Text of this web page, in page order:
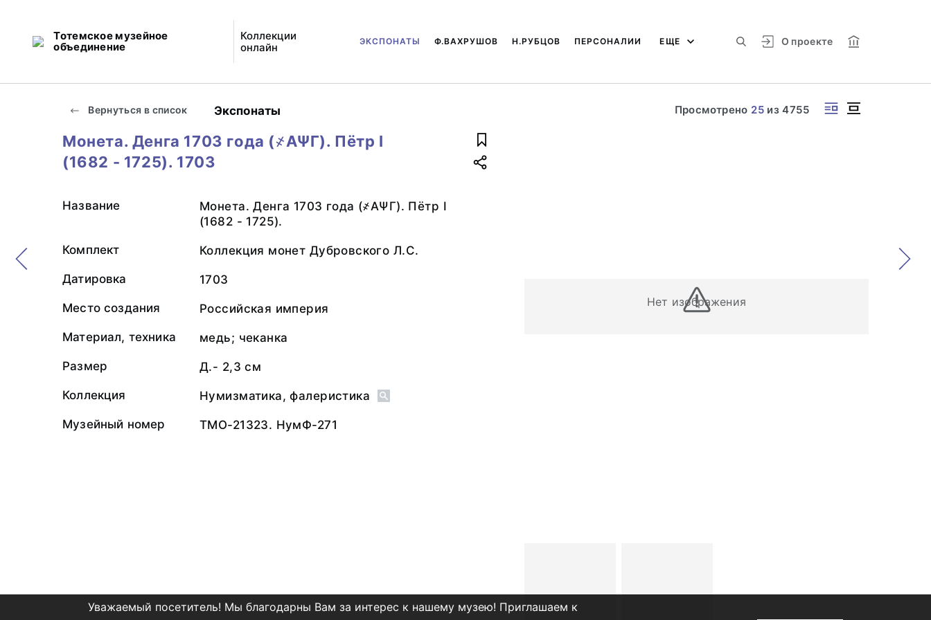
Тотемское музейное
объединение
Коллекции
онлайн
О проекте
ЭКСПОНАТЫ Ф.ВАХРУШОВ Н.РУБЦОВ ПЕРСОНАЛИИ ЕЩЕ
Вернуться в список Экспонаты Просмотрено 25из4755
Нет изображения
Монета. Денга 1703 года (҂АѰГ). Пётр I
(1682 - 1725). 1703
Название
Монета. Денга 1703 года (҂АѰГ). Пётр I
(1682 - 1725).
Комплект Коллекция монет Дубровского Л.С.
Датировка 1703
Место создания Российская империя
Материал, техника медь; чеканка
Размер Д.- 2,3 см
Коллекция Нумизматика, фалеристика
Музейный номер ТМО-21323. НумФ-271
Уважаемый посетитель! Мы благодарны Вам за интерес к нашему музею! Приглашаем к